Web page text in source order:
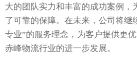
大的团队实力和丰富的成功案例，
了可靠的保障。在未来，公司将继
专业”的服务理念，为客户提供更
赤峰物流行业的进一步发展。